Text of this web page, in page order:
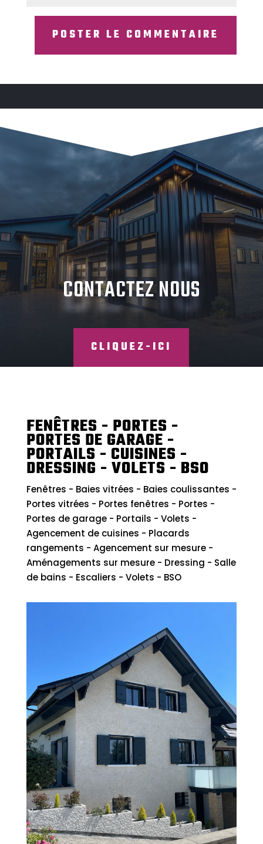
DEVIS
CONTACTEZ NOUS
CLIQUEZ-ICI
FENÊTRES - PORTES -
PORTES DE GARAGE -
PORTAILS - CUISINES -
DRESSING - VOLETS - BSO
Fenêtres - Baies vitrées - Baies coulissantes -
Portes vitrées - Portes fenêtres - Portes -
Portes de garage - Portails - Volets -
Agencement de cuisines - Placards
rangements - Agencement sur mesure -
Aménagements sur mesure - Dressing - Salle
de bains - Escaliers - Volets - BSO